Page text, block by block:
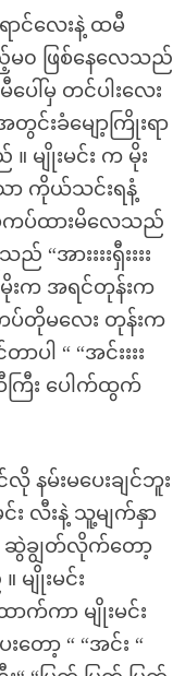
ာင်လေးနဲ့ ထမီ
ည့်မ၀ ဖြစ်နေလေသည်
ေါ်မှ တင်ပါးလေး
းခံမျော့ကြိုးရာ
မျိုးမင်း က မိုး
ာ ကိုယ်သင်းရနံ့
ကပ်ထားမိလေသည်
ားးးးရှီးးးး
မိုးက အရင်တုန်းက
ပ်တိုမလေး တုန်းက
ပါ “ “အင်းးးး
ဘီကြီး ပေါက်ထွက်
နမ်းမပေးချင်ဘူး
း လီးနဲ့ သူ့မျက်နှာ
ဆွဲချွတ်လိုက်တော့
ျိုးမင်း
က်ကာ မျိုးမင်း
ော့ “ “အင်း “